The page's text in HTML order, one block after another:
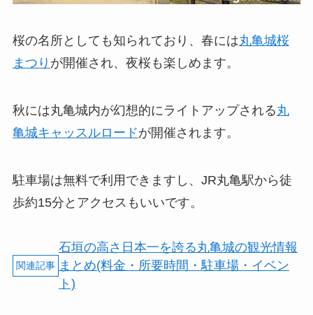
桜の名所としても知られており、春には丸亀城桜
まつり が開催され、夜桜も楽しめます。
秋には丸亀城内が幻想的にライトアップされる丸
亀城キャッスルロードが開催されます。
駐車場は無料で利用できますし、JR丸亀駅から徒
歩約15分とアクセスもいいです。
石垣の高さ日本一を誇る丸亀城の観光情報
まとめ(料金・所要時間・駐車場・イベン
ト)